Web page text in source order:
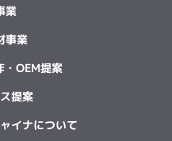
業
事業
・OEM提案
提案
イナについて